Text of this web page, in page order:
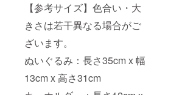
【参考サイズ】色合い・大
きさは若干異なる場合がご
ざいます。
ぬいぐるみ：長さ35cm x 幅
13cm x 高さ31cm